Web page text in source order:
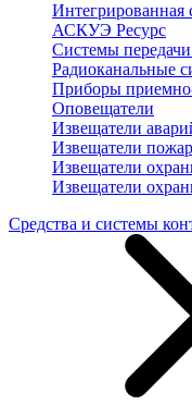
АСКУЭ Ресурс
Системы
Радиоканальные
Приборы
Оповещатели
Извещатели
Извещатели
Извещатели
Извещатели
Средства и системы